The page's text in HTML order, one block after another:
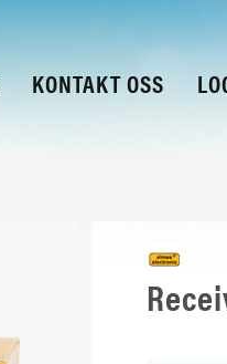
KONTAKT OSS